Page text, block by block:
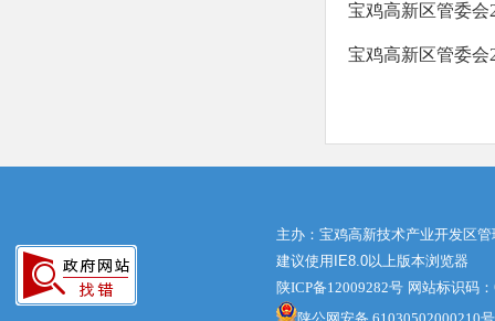
宝鸡高新区管委会
宝鸡高新区管委会
主办：宝鸡高新技术产业开发区
建议使用IE8.0以上版本浏览器
陕ICP备12009282号 网站标识码